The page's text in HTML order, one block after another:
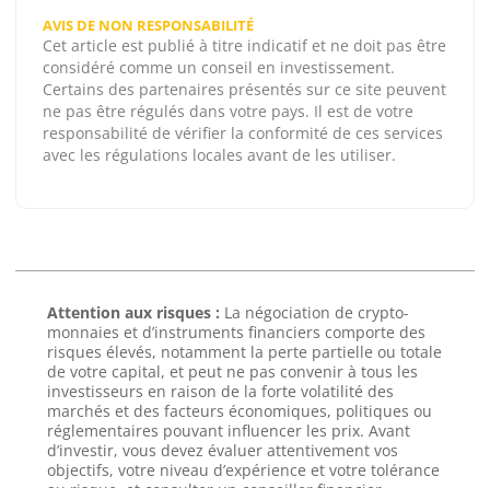
AVIS DE NON RESPONSABILITÉ
Cet article est publié à titre indicatif et ne doit pas être
considéré comme un conseil en investissement.
Certains des partenaires présentés sur ce site peuvent
ne pas être régulés dans votre pays. Il est de votre
responsabilité de vérifier la conformité de ces services
avec les régulations locales avant de les utiliser.
Attention aux risques : La négociation de crypto-
monnaies et d’instruments financiers comporte des
risques élevés, notamment la perte partielle ou totale
de votre capital, et peut ne pas convenir à tous les
investisseurs en raison de la forte volatilité des
marchés et des facteurs économiques, politiques ou
réglementaires pouvant influencer les prix. Avant
d’investir, vous devez évaluer attentivement vos
objectifs, votre niveau d’expérience et votre tolérance